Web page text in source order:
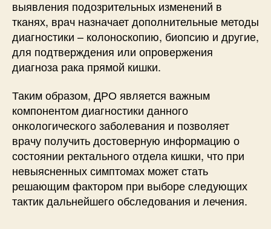
выявления подозрительных изменений в
тканях, врач назначает дополнительные методы
диагностики – колоноскопию, биопсию и другие,
для подтверждения или опровержения
диагноза рака прямой кишки.
Таким образом, ДРО является важным
компонентом диагностики данного
онкологического заболевания и позволяет
врачу получить достоверную информацию о
состоянии ректального отдела кишки, что при
невыясненных симптомах может стать
решающим фактором при выборе следующих
тактик дальнейшего обследования и лечения.